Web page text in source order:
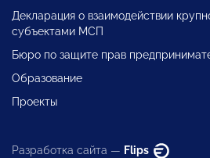
Декларация о взаимодействии
субъектами МСП
Бюро по защите прав
Образование
Проекты
Разработка сайта — Flips